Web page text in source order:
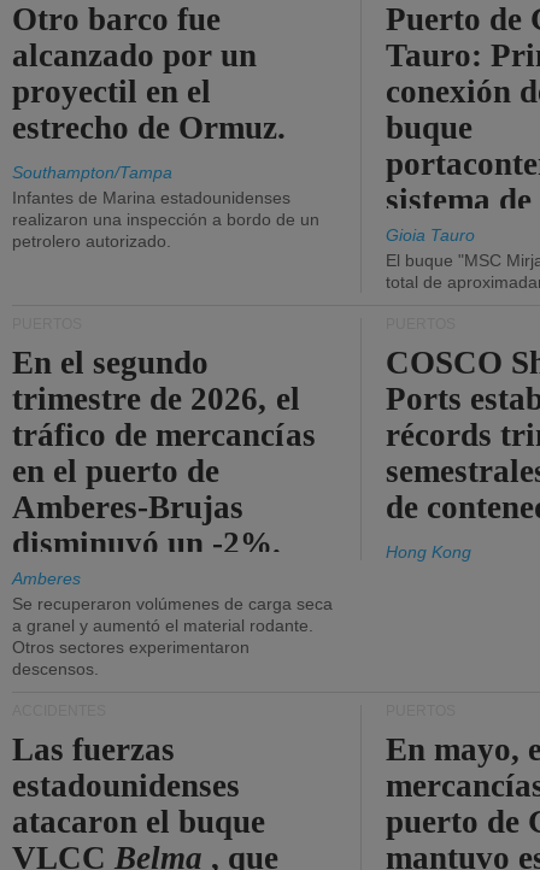
Otro barco fue
alcanzado por un
proyectil en el
estrecho de Ormuz.
Southampton/Tampa
Infantes de Marina estadounidenses
realizaron una inspección a bordo de un
petrolero autorizado.
Puerto de
Tauro:
conexión
buque
sistema
la red
Gioia Tauro
El buque "MSC
total de
En el segundo
trimestre de 2026, el
tráfico de mercancías
en el puerto de
Amberes-Brujas
disminuyó un -2%.
Amberes
Se recuperaron volúmenes de carga seca
a granel y aumentó el material rodante.
Otros sectores experimentaron
descensos.
COSCO
Ports
récords
de
Hong Kong
Las fuerzas
estadounidenses
atacaron el buque
VLCCBelma , que
En mayo,
puerto de
mantuvo